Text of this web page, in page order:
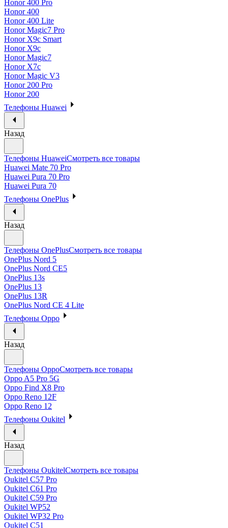
Honor 400 Pro
Honor 400
Honor 400 Lite
Honor Magic7 Pro
Honor X9c Smart
Honor X9c
Honor Magic7
Honor X7c
Honor Magic V3
Honor 200 Pro
Honor 200
Телефоны Huawei
Назад
Телефоны HuaweiСмотреть все товары
Huawei Mate 70 Pro
Huawei Pura 70 Pro
Huawei Pura 70
Телефоны OnePlus
Назад
Телефоны OnePlusСмотреть все товары
OnePlus Nord 5
OnePlus Nord CE5
OnePlus 13s
OnePlus 13
OnePlus 13R
OnePlus Nord CE 4 Lite
Телефоны Oppo
Назад
Телефоны OppoСмотреть все товары
Oppo A5 Pro 5G
Oppo Find X8 Pro
Oppo Reno 12F
Oppo Reno 12
Телефоны Oukitel
Назад
Телефоны OukitelСмотреть все товары
Oukitel C57 Pro
Oukitel C61 Pro
Oukitel C59 Pro
Oukitel WP52
Oukitel WP32 Pro
Oukitel C51